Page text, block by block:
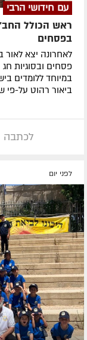
עם חידושי הרבי
ראש הכולל
בפסחים
לאחרונה ​יצא לאור
פסחים ובסוגיות
במיוחד ללומדים
ביאור רהוט על-פי
לכתבה
לפני יום